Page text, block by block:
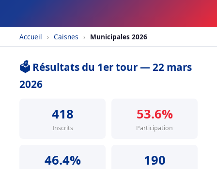
Accueil › Caisnes › Municipales 2026
🗳️ Résultats du 1er tour — 22 mars
2026
418
Inscrits
53.6%
Participation
46.4% 190